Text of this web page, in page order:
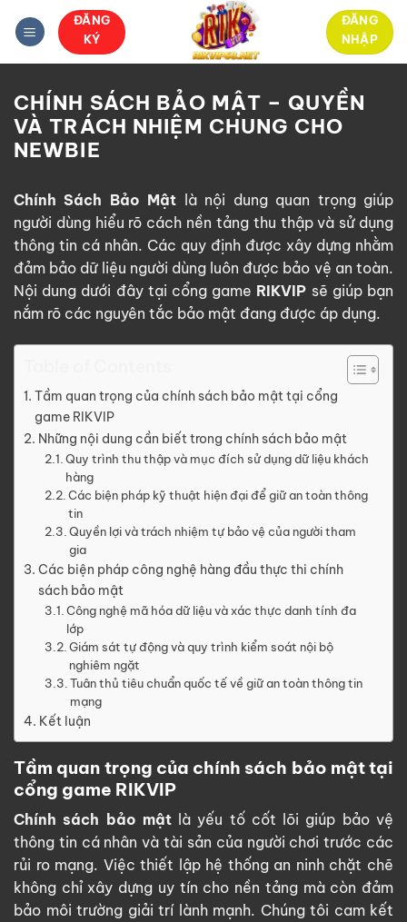
qua
ĐĂNG
KÝ
ĐĂNG
NHẬP
CHÍNH SÁCH BẢO MẬT – QUYỀN
VÀ TRÁCH NHIỆM CHUNG CHO
NEWBIE
Chính Sách Bảo Mật là nội dung quan trọng giúp
người dùng hiểu rõ cách nền tảng thu thập và sử dụng
thông tin cá nhân. Các quy định được xây dựng nhằm
đảm bảo dữ liệu người dùng luôn được bảo vệ an toàn.
Nội dung dưới đây tại cổng game RIKVIP sẽ giúp bạn
nắm rõ các nguyên tắc bảo mật đang được áp dụng.
Tầm quan trọng của chính sách bảo mật tại cổng
game RIKVIP
Những nội dung cần biết trong chính sách bảo mật
Quy trình thu thập và mục đích sử dụng dữ liệu khách
hàng
Các biện pháp kỹ thuật hiện đại để giữ an toàn thông
tin
Quyền lợi và trách nhiệm tự bảo vệ của người tham
gia
Các biện pháp công nghệ hàng đầu thực thi chính
sách bảo mật
Công nghệ mã hóa dữ liệu và xác thực danh tính đa
lớp
Giám sát tự động và quy trình kiểm soát nội bộ
nghiêm ngặt
Tuân thủ tiêu chuẩn quốc tế về giữ an toàn thông tin
mạng
Kết luận
Tầm quan trọng của chính sách bảo mật tại
cổng game RIKVIP
Chính sách bảo mậtlà yếu tố cốt lõi giúp bảo vệ
thông tin cá nhân và tài sản của người chơi trước các
rủi ro mạng. Việc thiết lập hệ thống an ninh chặt chẽ
không chỉ xây dựng uy tín cho nền tảng mà còn đảm
bảo môi trường giải trí lành mạnh. Chúng tôi cam kết